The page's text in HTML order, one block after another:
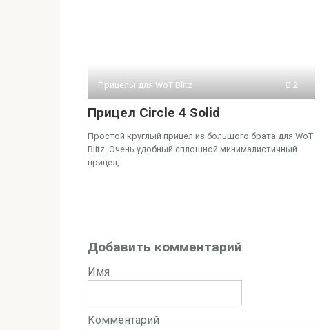
Прицелы для WoT Blitz 2
Прицел Circle 4 Solid
Простой круглый прицел из большого брата для WoT
Blitz. Очень удобный сплошной минималистичный
прицел,
Добавить комментарий
Имя
Комментарий